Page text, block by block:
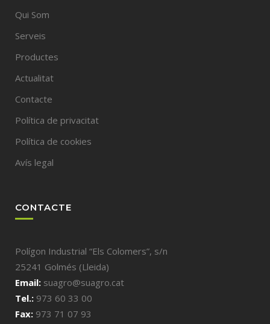
Qui Som
Serveis
Productes
Actualitat
Contacte
Política de privacitat
Política de cookies
Avís legal
CONTACTE
Polígon Industrial “Els Colomers”, s/n
25241 Golmés (Lleida)
Email: suagro@suagro.cat
Tel.: 973 60 33 00
Fax: 973 71 07 93